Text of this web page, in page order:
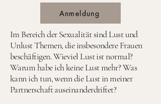
Anmeldung
Im Bereich der Sexualität sind Lust und
Unlust Themen, die insbesondere Frauen
beschäftigen. Wieviel Lust ist normal?
Warum habe ich keine Lust mehr? Was
kann ich tun, wenn die Lust in meiner
Partnerschaft auseinanderdriftet?